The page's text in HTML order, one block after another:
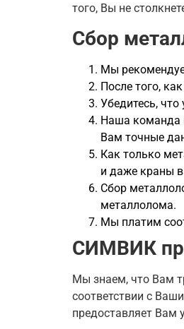
того, Вы не
Сбор
Мы
После того,
Убедитесь,
Наша команда
Вам точные
Как только
и даже краны
Сбор
металлолома.
Мы платим
СИМВИК
Мы знаем, что Вам
соответствии с
предоставляет Вам